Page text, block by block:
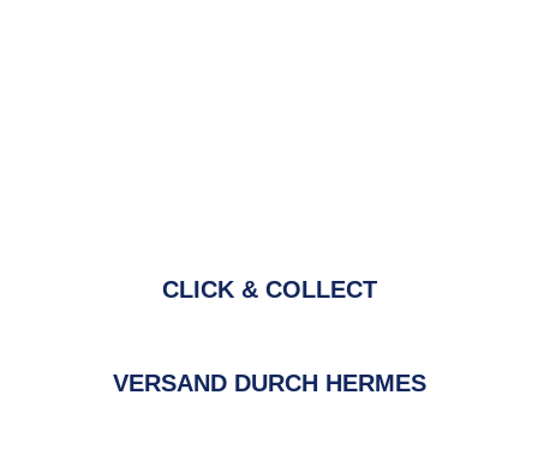
CLICK & COLLECT
VERSAND DURCH HERMES